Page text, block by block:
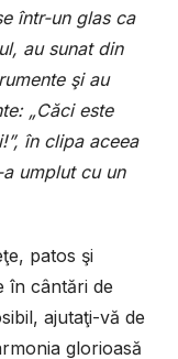
într-un glas ca
au sunat din
şi au
„Căci este
în clipa aceea
umplut cu un
patos şi
în cântări de
ajutaţi-vă de
glorioasă